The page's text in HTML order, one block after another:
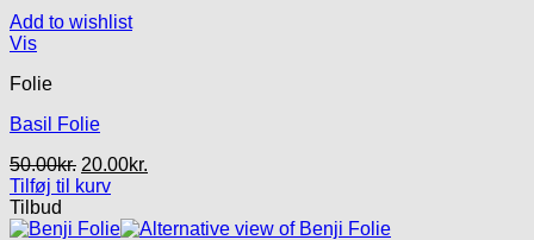
Add to wishlist
Vis
Folie
Basil Folie
50.00kr. Den
oprindelige
var:
20.00kr.
er:
Tilføj til kurv
Tilbud